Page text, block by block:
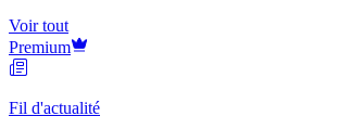
Voir tout
Premium
Fil d'actualité